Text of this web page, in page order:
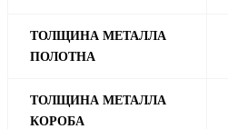
ТОЛЩИНА МЕТАЛЛА
ПОЛОТНА
ТОЛЩИНА МЕТАЛЛА
КОРОБА